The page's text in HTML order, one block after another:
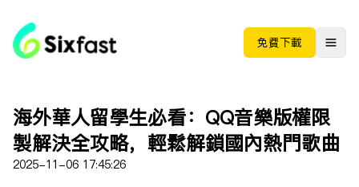
免费下载
海外華人留學生必看：QQ音樂版權限
制解決全攻略，輕鬆解鎖國內熱門歌曲
2025-11-06 17:45:26